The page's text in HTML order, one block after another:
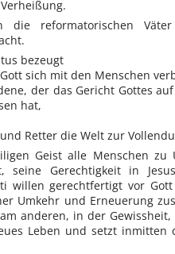
die reformatorischen
bezeugt
sich mit den Menschen
der das Gericht Gottes
hat,
Retter die Welt zur
Geist alle Menschen zu
Gerechtigkeit in
willen gerechtfertigt vor
Umkehr und Erneuerung
anderen, in der
Leben und setzt